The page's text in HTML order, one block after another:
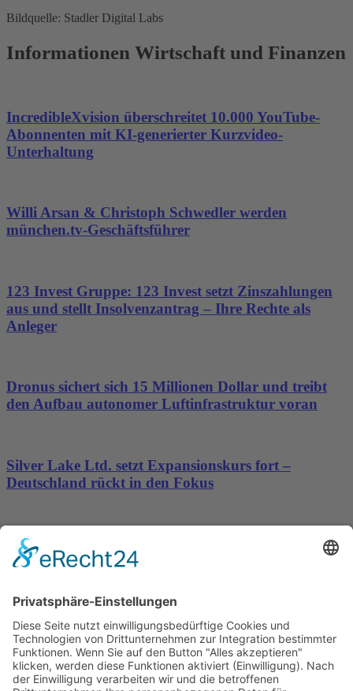
Bildquelle: Stadler Digital Labs
Informationen Wirtschaft und Finanzen
IncredibleXvision überschreitet 10.000 YouTube-
Abonnenten mit KI-generierter Kurzvideo-
Unterhaltung
Willi Arsan & Christoph Schwedler werden
münchen.tv-Geschäftsführer
123 Invest Gruppe: 123 Invest setzt Zinszahlungen
aus und stellt Insolvenzantrag – Ihre Rechte als
Anleger
Dronus sichert sich 15 Millionen Dollar und treibt
den Aufbau autonomer Luftinfrastruktur voran
Silver Lake Ltd. setzt Expansionskurs fort –
Deutschland rückt in den Fokus
Weniger Provisionen, mehr Direktbuchungen:
adseed startet spezialisiertes Angebot für Hotels
Wichtiges
Impressum
Datenschutz
Kooperation